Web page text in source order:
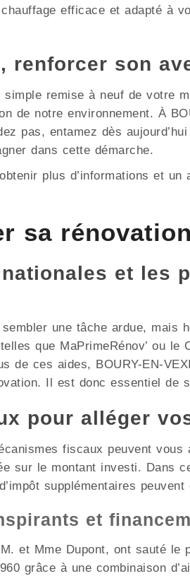
efficace et adapté à
son
simple remise à neuf de votre
de notre environnement. À
pas, entamez dès
dans cette démarche.
plus d’informations et
sa
et les
une tâche ardue,
que MaPrimeRénov’ ou
de ces aides, BOURY-EN-
Il est donc essentiel
pour alléger
fiscaux peuvent
sur le montant investi. Dans
supplémentaires
et
et Mme Dupont, ont sauté
grâce à une combinaison